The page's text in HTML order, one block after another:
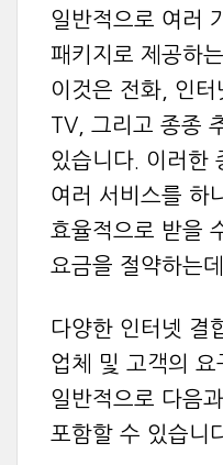
일반적으로 여러
패키지로 제공하
이것은 전화, 인
TV, 그리고 종종
있습니다. 이러한
여러 서비스를 하
효율적으로 받을
요금을 절약하는
다양한 인터넷 결
업체 및 고객의 요
일반적으로 다음
포함할 수 있습니